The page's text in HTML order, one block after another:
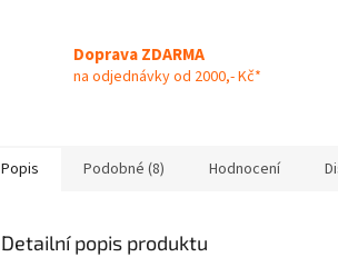
Doprava ZDARMA
na odjednávky od 2000,- Kč*
Popis Podobné (8) Hodnocení
Detailní popis produktu